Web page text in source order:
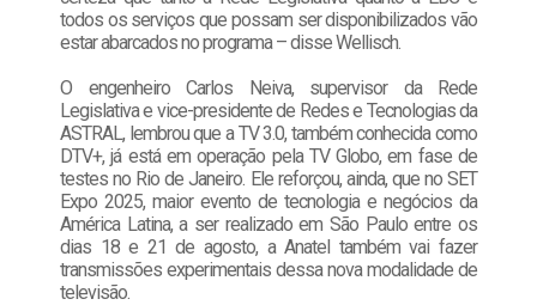
todos os serviços que possam ser disponibilizados vão
estar abarcados no programa – disse Wellisch.
O engenheiro Carlos Neiva, supervisor da Rede
Legislativa e vice-presidente de Redes e Tecnologias da
ASTRAL, lembrou que a TV 3.0, também conhecida como
DTV+, já está em operação pela TV Globo, em fase de
testes no Rio de Janeiro. Ele reforçou, ainda, que no SET
Expo 2025, maior evento de tecnologia e negócios da
América Latina, a ser realizado em São Paulo entre os
dias 18 e 21 de agosto, a Anatel também vai fazer
transmissões experimentais dessa nova modalidade de
televisão.